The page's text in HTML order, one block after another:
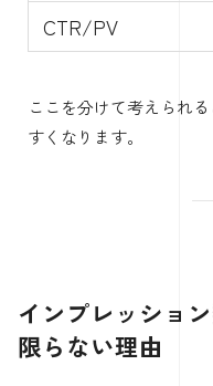
CTR/PV
ここを分けて考えられ
すくなります。
インプレッショ
限らない理由